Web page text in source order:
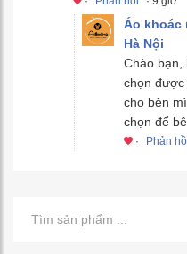
Áo khoác
Hà Nội
Chào bạn,
chọn
cho bên
chọn để
· Phản